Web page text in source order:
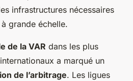
infrastructures nécessaires
grande échelle.
de la VAR dans les plus
a marqué un
de l’arbitrage. Les ligues